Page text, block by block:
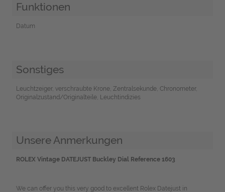
Funktionen
Datum
Sonstiges
Leuchtzeiger, verschraubte Krone, Zentralsekunde, Chronometer,
Originalzustand/Originalteile, Leuchtindizies
Unsere Anmerkungen
ROLEX Vintage DATEJUST Buckley Dial Reference 1603
We can offer you this very good to excellent Rolex Datejust in